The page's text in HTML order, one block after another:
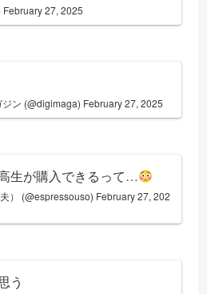
February 27, 2025
ン (@digimaga) February 27, 2025
生が購入できるって…
） (@espressouso) February 27, 202
う